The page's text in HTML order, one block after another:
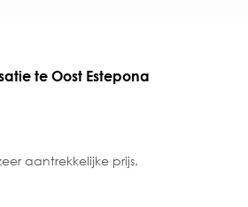
te Oost Estepona
aantrekkelijke prijs.